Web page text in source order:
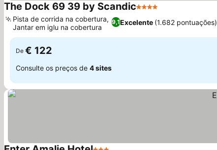
The Dock 69 39 by Scandic4 Estrelas
9,1Excelente (1.682 pontuações)
Pista de corrida na cobertura,
Jantar em iglu na cobertura
De € 122
Consulte os preços de 4 sites